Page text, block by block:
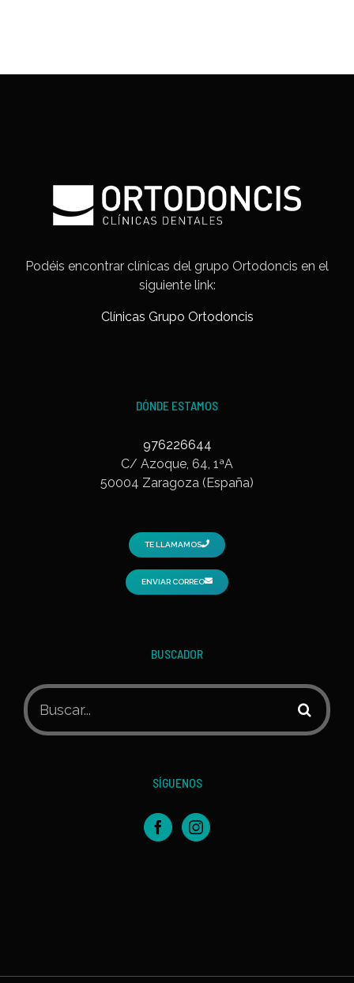
Podéis encontrar clínicas del grupo Ortodoncis en el
siguiente link:
Clínicas Grupo Ortodoncis
DÓNDE ESTAMOS
976226644
C/ Azoque, 64, 1ªA
50004 Zaragoza (España)
TE LLAMAMOS
ENVIAR CORREO
BUSCADOR
Buscar:
SÍGUENOS